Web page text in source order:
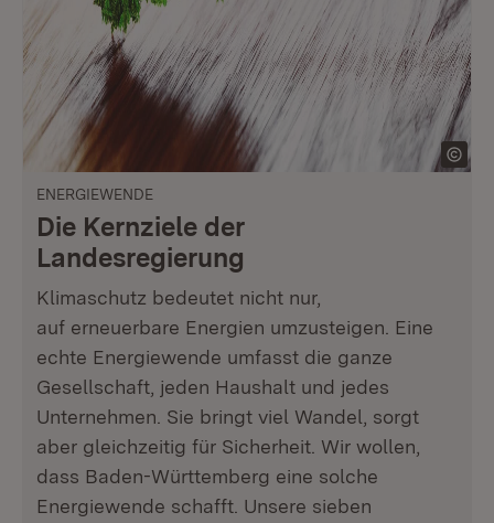
ENERGIEWENDE
Die Kernziele der
Landesregierung
Klimaschutz bedeutet nicht nur,
auf erneuerbare Energien umzusteigen. Eine
echte Energiewende umfasst die ganze
Gesellschaft, jeden Haushalt und jedes
Unternehmen. Sie bringt viel Wandel, sorgt
aber gleichzeitig für Sicherheit. Wir wollen,
dass Baden-Württemberg eine solche
Energiewende schafft. Unsere sieben